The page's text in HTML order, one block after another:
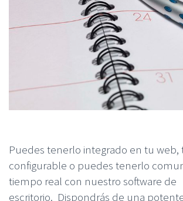
Puedes tenerlo integrado en tu
configurable o puedes tenerlo
tiempo real con nuestro software de
escritorio. Dispondrás de una